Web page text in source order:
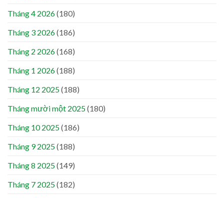
Tháng 4 2026(180)
Tháng 3 2026(186)
Tháng 2 2026(168)
Tháng 1 2026(188)
Tháng 12 2025(188)
Tháng mười một 2025(180)
Tháng 10 2025(186)
Tháng 9 2025(188)
Tháng 8 2025(149)
Tháng 7 2025(182)